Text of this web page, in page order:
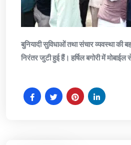
बुनियादी सुविधाओं तथा संचार व्यवस्था की
निरंतर जुटी हुई हैं। हर्षिल बगोरी में